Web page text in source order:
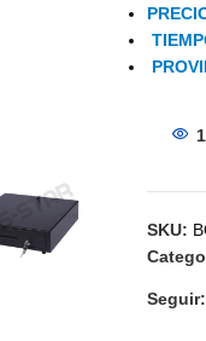
1
SKU:
Seguir: